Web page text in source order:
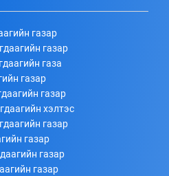
газар
газар
газа
газар
газар
хэлтэс
газар
газар
газар
газар